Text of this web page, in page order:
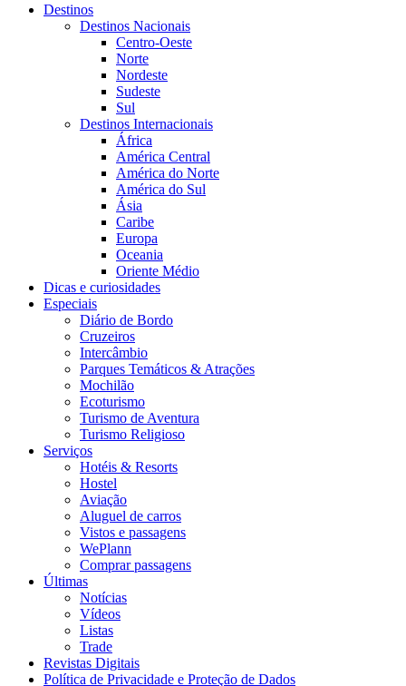
Destinos
Destinos Nacionais
Centro-Oeste
Norte
Nordeste
Sudeste
Sul
Destinos Internacionais
África
América Central
América do Norte
América do Sul
Ásia
Caribe
Europa
Oceania
Oriente Médio
Dicas e curiosidades
Especiais
Diário de Bordo
Cruzeiros
Intercâmbio
Parques Temáticos & Atrações
Mochilão
Ecoturismo
Turismo de Aventura
Turismo Religioso
Serviços
Hotéis & Resorts
Hostel
Aviação
Aluguel de carros
Vistos e passagens
WePlann
Comprar passagens
Últimas
Notícias
Vídeos
Listas
Trade
Revistas Digitais
Política de Privacidade e Proteção de Dados